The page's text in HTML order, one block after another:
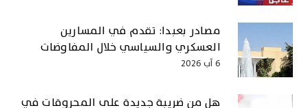
مصادر بعبدا: تقدم في المسارين
العسكري والسياسي خلال المفاوضات
6 آب 2026
هل من ضريبة جديدة على المحروقات في